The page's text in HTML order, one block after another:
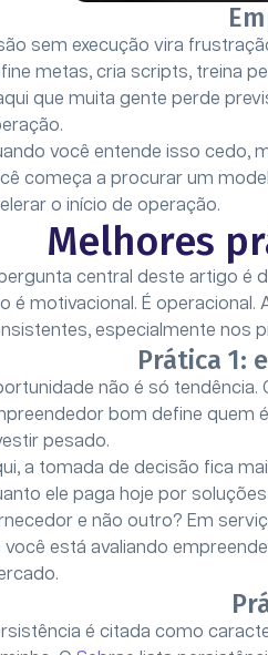
sem execução vira
metas, cria scripts, treina
que muita gente perde
você entende isso cedo,
começa a procurar um
o início de operação.
Melhores
central deste artigo é
é motivacional. É
especialmente nos
Prática 1:
não é só tendência.
bom define quem
pesado.
a tomada de decisão fica
ele paga hoje por
e não outro? Em
você está avaliando
é citada como